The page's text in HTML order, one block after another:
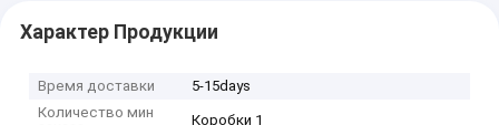
Характер Продукции
Время доставки
5-15days
Количество мин
Коробки 1